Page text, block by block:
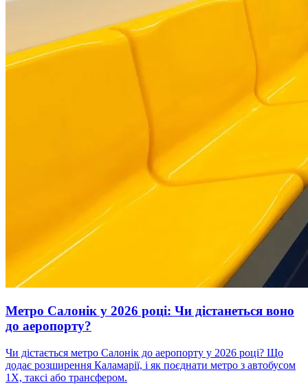
Метро Салонік у 2026 році: Чи дістанеться воно
до аеропорту?
Чи дістається метро Салонік до аеропорту у 2026 році? Що
додає розширення Каламарії, і як поєднати метро з автобусом
1X, таксі або трансфером.